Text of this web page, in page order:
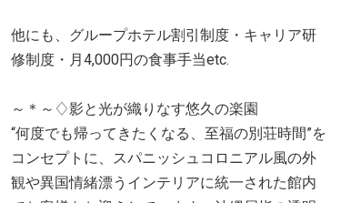
他にも、グループホテル割引制度・キャリア研
修制度・月4,000円の食事手当etc.
～＊～♢影と光が織りなす悠久の楽園
“何度でも帰ってきたくなる、至福の別荘時間”を
コンセプトに、スパニッシュコロニアル風の外
観や異国情緒漂うインテリアに統一された館内